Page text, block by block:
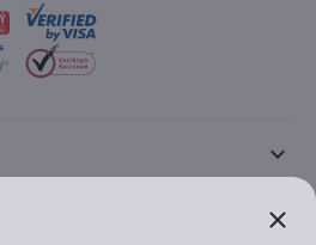
keyboard_arrow_down
keyboard_arrow_down
close